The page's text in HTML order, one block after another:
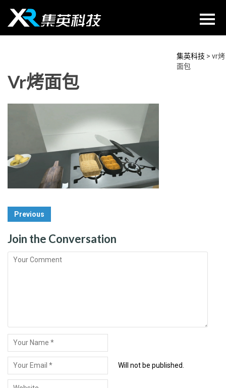
content
集英科技 > vr烤
面包
Vr烤面包
Post
Navigation
Previous
Join the Conversation
Will not be published.